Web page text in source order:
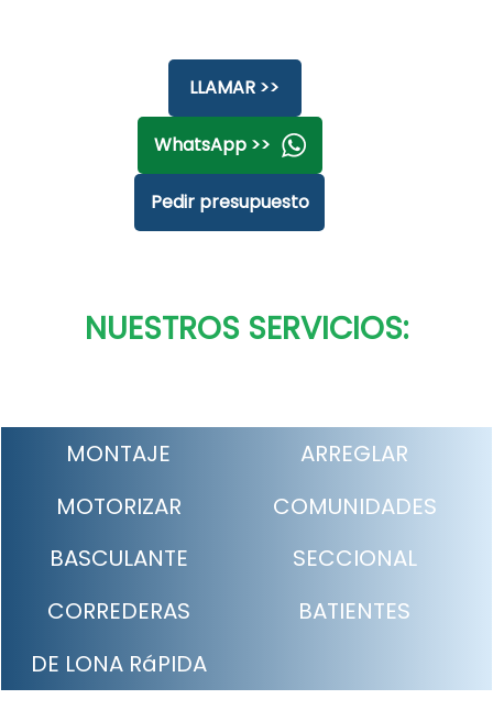
LLAMAR >>
WhatsApp >>
Pedir presupuesto
NUESTROS SERVICIOS:
MONTAJE
ARREGLAR
MOTORIZAR
COMUNIDADES
BASCULANTE
SECCIONAL
CORREDERAS
BATIENTES
DE LONA RáPIDA